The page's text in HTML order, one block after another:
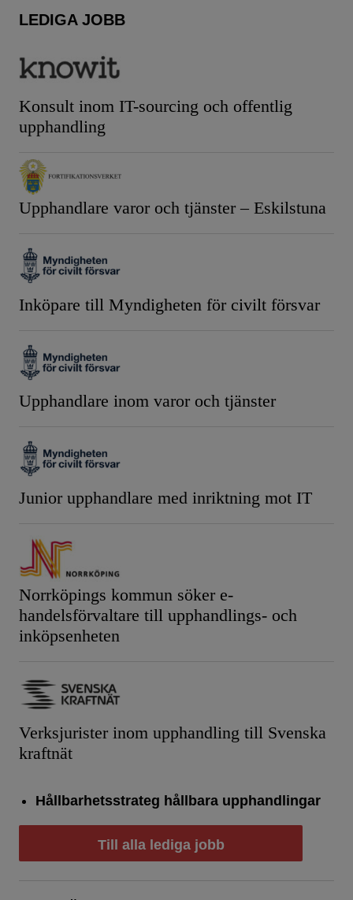
LEDIGA JOBB
Konsult inom IT-sourcing och offentlig
upphandling
Upphandlare varor och tjänster – Eskilstuna
Inköpare till Myndigheten för civilt försvar
Upphandlare inom varor och tjänster
Junior upphandlare med inriktning mot IT
Norrköpings kommun söker e-
handelsförvaltare till upphandlings- och
inköpsenheten
Verksjurister inom upphandling till Svenska
kraftnät
Hållbarhetsstrateg hållbara upphandlingar
Till alla lediga jobb